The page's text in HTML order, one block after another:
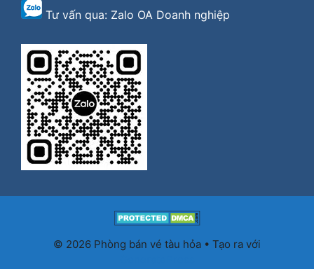
Tư vấn qua: Zalo OA Doanh nghiệp
© 2026 Phòng bán vé tàu hỏa • Tạo ra với